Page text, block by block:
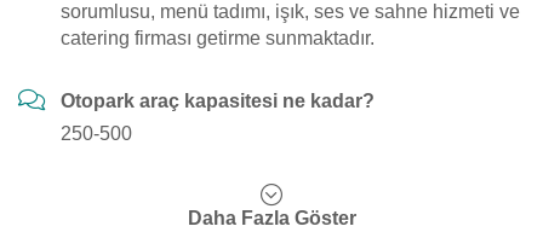
sorumlusu, menü tadımı, işık, ses ve sahne hizmeti ve
catering firması getirme sunmaktadır.
Otopark araç kapasitesi ne kadar?
250-500
Daha Fazla Göster